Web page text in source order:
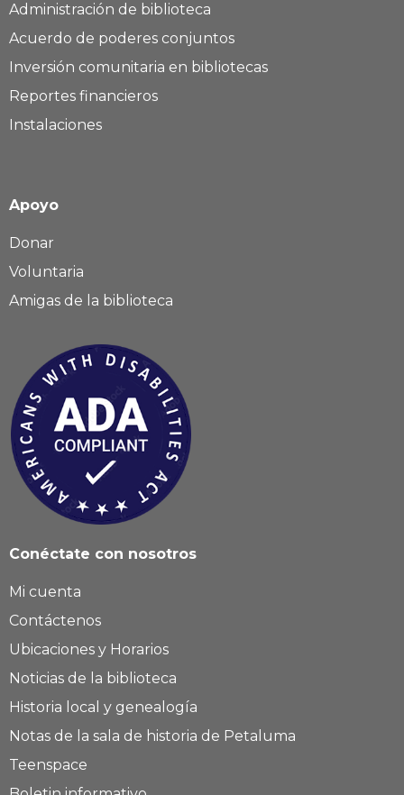
Administración de biblioteca
Acuerdo de poderes conjuntos
Inversión comunitaria en bibliotecas
Reportes financieros
Instalaciones
Apoyo
Donar
Voluntaria
Amigas de la biblioteca
Conéctate con nosotros
Mi cuenta
Contáctenos
Ubicaciones y Horarios
Noticias de la biblioteca
Historia local y genealogía
Notas de la sala de historia de Petaluma
Teenspace